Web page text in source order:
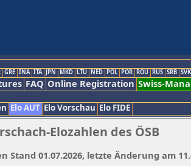
GRE INA ITA JPN MKD LTU NED POL POR ROU RUS SRB SVK
FAQ Online Registration Swiss-
Elo AUT Elo Vorschau Elo FIDE
Elozahlen des ÖSB
Stand 01.07.2026, letzte Änderung am